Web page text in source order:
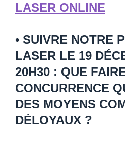
LASER ONLINE
• SUIVRE NOTRE
LASER LE 19
20H30 : QUE
CONCURRENCE
DES MOYENS
DÉLOYAUX ?